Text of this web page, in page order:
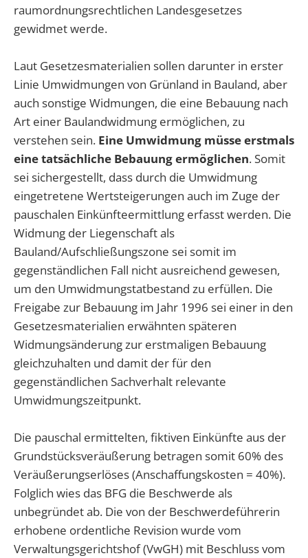
raumordnungsrechtlichen Landesgesetzes
gewidmet werde.
Laut Gesetzesmaterialien sollen darunter in erster
Linie Umwidmungen von Grünland in Bauland, aber
auch sonstige Widmungen, die eine Bebauung nach
Art einer Baulandwidmung ermöglichen, zu
verstehen sein. Eine Umwidmung müsse erstmals
eine tatsächliche Bebauung ermöglichen. Somit
sei sichergestellt, dass durch die Umwidmung
eingetretene Wertsteigerungen auch im Zuge der
pauschalen Einkünfteermittlung erfasst werden. Die
Widmung der Liegenschaft als
Bauland/Aufschließungszone sei somit im
gegenständlichen Fall nicht ausreichend gewesen,
um den Umwidmungstatbestand zu erfüllen. Die
Freigabe zur Bebauung im Jahr 1996 sei einer in den
Gesetzesmaterialien erwähnten späteren
Widmungsänderung zur erstmaligen Bebauung
gleichzuhalten und damit der für den
gegenständlichen Sachverhalt relevante
Umwidmungszeitpunkt.
Die pauschal ermittelten, fiktiven Einkünfte aus der
Grundstücksveräußerung betragen somit 60% des
Veräußerungserlöses (Anschaffungskosten = 40%).
Folglich wies das BFG die Beschwerde als
unbegründet ab. Die von der Beschwerdeführerin
erhobene ordentliche Revision wurde vom
Verwaltungsgerichtshof (VwGH) mit Beschluss vom